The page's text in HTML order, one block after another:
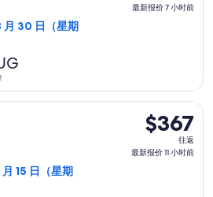
返,
7
时
最新报价 7 小时前
月 30 日（星期
$367
往
返,
$367
往返
最新报价 11 小时前
月 15 日（星期
12 日（星期四）从芝加哥前往尤金